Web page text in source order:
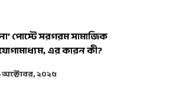
‘না’ পোস্টে সরগরম সামাজিক
এর কারন কী?
২০২৫